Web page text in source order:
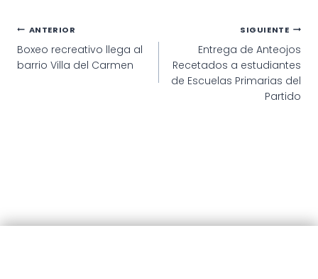
Navegación
de
ANTERIOR
Boxeo recreativo llega al
barrio Villa del Carmen
SIGUIENTE
Entrega de Anteojos
Recetados a estudiantes
de Escuelas Primarias del
Partido